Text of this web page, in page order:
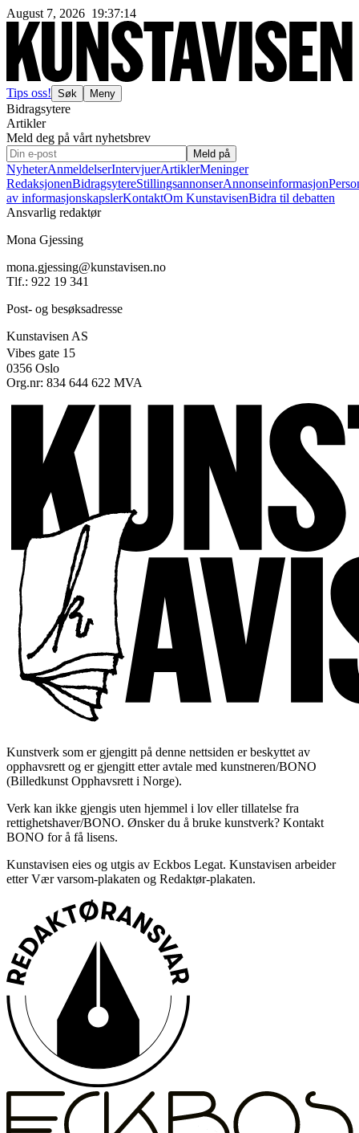
August 7, 2026 19:37:15
Tips oss! Søk Meny
Bidragsytere
Artikler
Meld deg på vårt nyhetsbrev
Meld på
NyheterAnmeldelserIntervjuerArtiklerMeninger
RedaksjonenBidragsytereStillingsannonserAnnonseinformasjon
av informasjonskapslerKontaktOm KunstavisenBidra til debatten
Ansvarlig redaktør
Mona Gjessing
mona.gjessing@kunstavisen.no
Tlf.: 922 19 341
Post- og besøksadresse
Kunstavisen AS
Vibes gate 15
0356 Oslo
Org.nr: 834 644 622 MVA
Kunstverk som er gjengitt på denne nettsiden er beskyttet av
opphavsrett og er gjengitt etter avtale med kunstneren/BONO
(Billedkunst Opphavsrett i Norge).
Verk kan ikke gjengis uten hjemmel i lov eller tillatelse fra
rettighetshaver/BONO. Ønsker du å bruke kunstverk? Kontakt
BONO for å få lisens.
Kunstavisen eies og utgis av Eckbos Legat. Kunstavisen arbeider
etter Vær varsom-plakaten og Redaktør-plakaten.